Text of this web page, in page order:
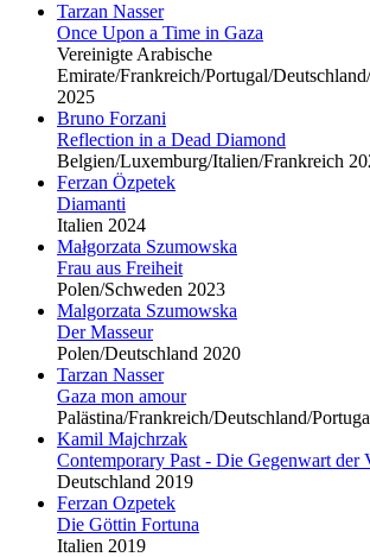
Tarzan Nasser
Once Upon a Time in Gaza
Vereinigte Arabische
Emirate/Frankreich/Portugal/
2025
Bruno Forzani
Reflection in a Dead Diamond
Belgien/Luxemburg/Italien/Frankreich
Ferzan Özpetek
Diamanti
Italien 2024
Małgorzata Szumowska
Frau aus Freiheit
Polen/Schweden 2023
Malgorzata Szumowska
Der Masseur
Polen/Deutschland 2020
Tarzan Nasser
Gaza mon amour
Palästina/Frankreich/Deutschland/
Kamil Majchrzak
Contemporary Past - Die Gegenwart der
Deutschland 2019
Ferzan Ozpetek
Die Göttin Fortuna
Italien 2019